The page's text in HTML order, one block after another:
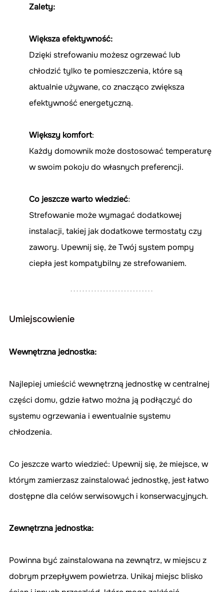
Zalety:
Większa efektywność:
Dzięki strefowaniu możesz ogrzewać lub
chłodzić tylko te pomieszczenia, które są
aktualnie używane, co znacząco zwiększa
efektywność energetyczną.
Większy komfort:
Każdy domownik może dostosować temperaturę
w swoim pokoju do własnych preferencji.
Co jeszcze warto wiedzieć:
Strefowanie może wymagać dodatkowej
instalacji, takiej jak dodatkowe termostaty czy
zawory. Upewnij się, że Twój system pompy
ciepła jest kompatybilny ze strefowaniem.
Umiejscowienie
Wewnętrzna jednostka:
Najlepiej umieścić wewnętrzną jednostkę w centralnej
części domu, gdzie łatwo można ją podłączyć do
systemu ogrzewania i ewentualnie systemu
chłodzenia.
Co jeszcze warto wiedzieć: Upewnij się, że miejsce, w
którym zamierzasz zainstalować jednostkę, jest łatwo
dostępne dla celów serwisowych i konserwacyjnych.
Zewnętrzna jednostka:
Powinna być zainstalowana na zewnątrz, w miejscu z
dobrym przepływem powietrza. Unikaj miejsc blisko